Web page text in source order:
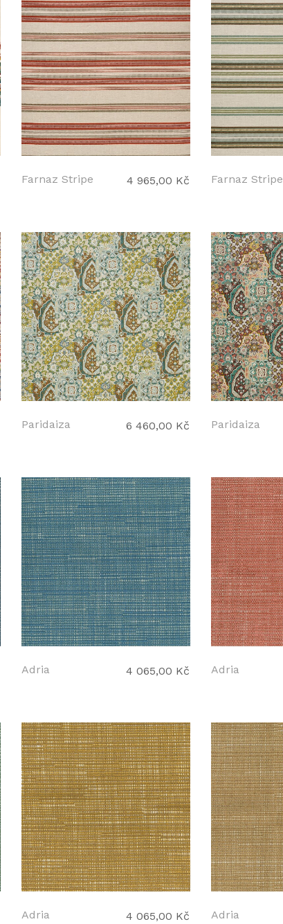
Farnaz Stripe 4 965,00 Kč Farnaz Stripe
Paridaiza 6 460,00 Kč Paridaiza
Adria 4 065,00 Kč Adria
Adria 4 065,00 Kč Adria